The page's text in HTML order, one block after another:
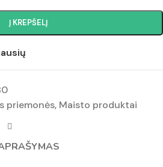
Į KREPŠELĮ
priemonės, Maisto produktai